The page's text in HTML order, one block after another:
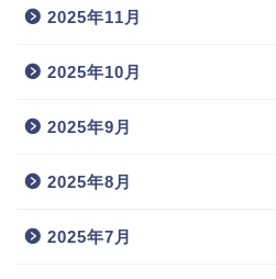
2025年11月
2025年10月
2025年9月
2025年8月
2025年7月